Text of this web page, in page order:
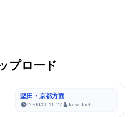
プロード
堅田・京都方面
26/08/08 16:27 koseilineb